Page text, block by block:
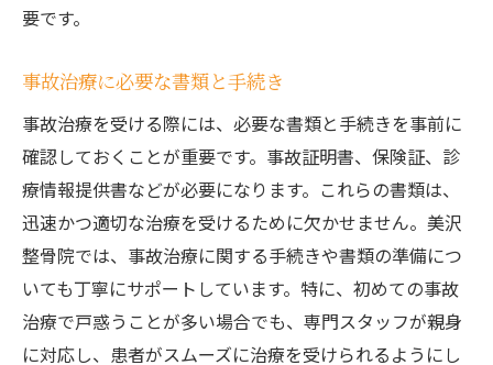
事故治療と再発防止美沢整骨院の成功事例
再発防止に向けた取り組み
治療と予防の両立が重要な理由
美沢整骨院の独自アプローチ
長期的な健康維持のためのサポート
事故治療後のフォローアップ体制
安心して事故治療を受けるためのポイント北広
島市での選び方
医療機関選びの重要性
要です。
事故治療に必要な書類と手続き
事故治療を受ける際には、必要な書類と手続きを事前に
確認しておくことが重要です。事故証明書、保険証、診
療情報提供書などが必要になります。これらの書類は、
迅速かつ適切な治療を受けるために欠かせません。美沢
整骨院では、事故治療に関する手続きや書類の準備につ
いても丁寧にサポートしています。特に、初めての事故
治療で戸惑うことが多い場合でも、専門スタッフが親身
に対応し、患者がスムーズに治療を受けられるようにし